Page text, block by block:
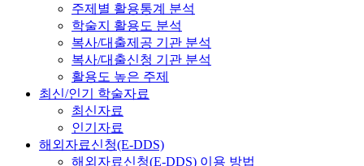
주제별 활용통계 분석
학술지 활용도 분석
복사/대출제공 기관 분석
복사/대출신청 기관 분석
활용도 높은 주제
최신/인기 학술자료
최신자료
인기자료
해외자료신청(E-DDS)
해외자료신청(E-DDS) 이용 방법